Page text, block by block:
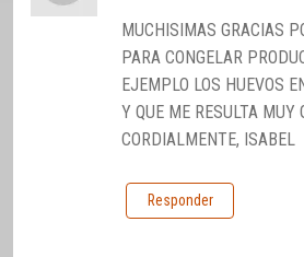
MUCHISIMAS GRACIAS
PARA CONGELAR
EJEMPLO LOS HUEVOS
Y QUE ME RESULTA MUY
CORDIALMENTE, ISABEL
Responder